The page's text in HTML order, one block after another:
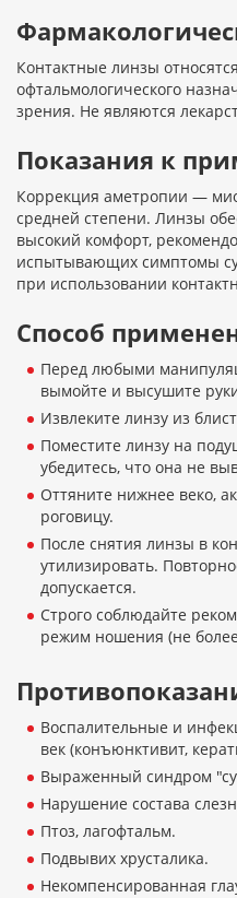
Контактные линзы
офтальмологического
зрения. Не являются
Показания к
Коррекция аметропии —
средней степени. Линзы
высокий комфорт,
испытывающих симптомы
при использовании
Способ
Перед любыми
вымойте и высушите
Извлеките линзу из
Поместите линзу на
убедитесь, что она не
Оттяните нижнее веко,
роговицу.
После снятия линзы в
утилизировать.
допускается.
Строго соблюдайте
режим ношения (не
Воспалительные и
век (конъюнктивит,
Выраженный синдром
Нарушение состава
Птоз, лагофтальм.
Подвывих хрусталика.
Некомпенсированная